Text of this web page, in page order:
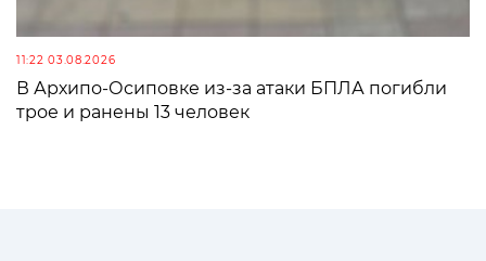
11:22 03.08.2026
В Архипо-Осиповке из-за атаки БПЛА погибли
трое и ранены 13 человек